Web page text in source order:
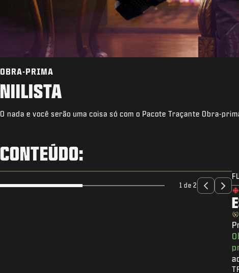
OBRA-PRIMA
NIILISTA
O nada e você serão uma coisa só com o Pacote Traçante Obra-
CONTEÚDO:
1 de 2